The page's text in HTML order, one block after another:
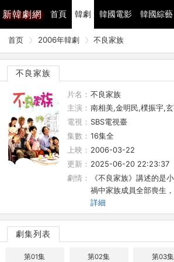
新韓劇網 首頁 韓劇 韓國電影 韓國綜藝
首页 2006年韓劇 不良家族
不良家族
片名： 不良家族
主演： 南相美,金明民,樸振宇,
電視： SBS電視臺
集數： 16集全
上映： 2006-03-22
更新： 2025-06-20 22:23:37
劇情：
《不良家族》講述的是
禍中家族成員全部喪生
詳細
劇集列表
第01集 第02集 第03集